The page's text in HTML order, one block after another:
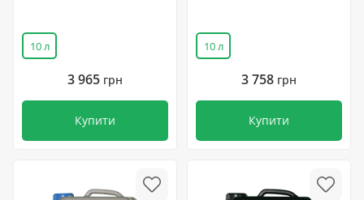
10 л
3 965 грн
Купити
10 л
3 758 грн
Купити